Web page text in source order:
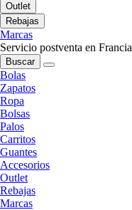
Outlet
Rebajas
Marcas
Servicio postventa en Francia
Buscar
Bolas
Zapatos
Ropa
Bolsas
Palos
Carritos
Guantes
Accesorios
Outlet
Rebajas
Marcas